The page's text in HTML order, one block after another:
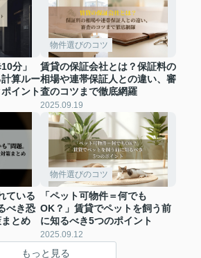
分」
算ルー
イント
物件選びのコツ
賃貸の保証会社とは？保証料の
相場や連帯保証人との違い、審
査のコツまで徹底網羅
2025.09.19
ている
べき恐
とめ
物件選びのコツ
「ペット可物件＝何でも
OK？」賃貸でペットを飼う前
に知るべき5つのポイント
2025.09.12
もっと見る